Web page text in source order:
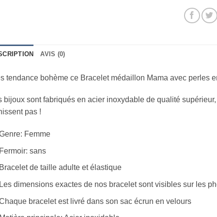
AVIS (0)
tendance bohème ce Bracelet médaillon Mama avec perles
bijoux sont fabriqués en acier inoxydable de qualité
pas !
Femme
sans
de taille adulte et élastique
dimensions exactes de nos bracelet sont visibles sur les
bracelet est livré dans son sac écrun en velours